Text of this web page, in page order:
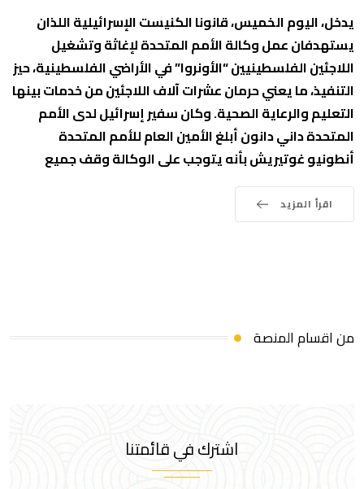
يدخل، اليوم الخميس، قانونا الكنيست الإسرائيلية اللذان
يستهدفان عمل وكالة الأمم المتحدة لإغاثة وتشغيل
اللاجئين الفلسطينيين “الأونروا” في الأراضي الفلسطينية، حيز
التنفيذ، ما يعني حرمان عشرات آلاف اللاجئين من خدمات بينها
التعليم والرعاية الصحية. وكان سفير إسرائيل لدى الأمم
المتحدة داني دانون أبلغ الأمين العام للأمم المتحدة
أنطونيو غوتيريش بأنه يتوجب على الوكالة وقف جميع
اقرأ المزيد
من اقسام المنصة
اشترك في قائمتنا